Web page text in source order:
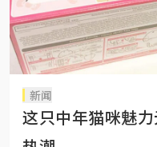
新闻
这只中年猫咪魅